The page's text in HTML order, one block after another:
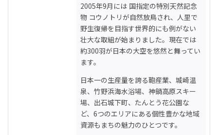
2005年9月には 国指定の特別天然記念
物 コウノトリが自然放鳥され、人里で
野生復帰を目指す世界的にも例がない
壮大な取組が始まりました。現在では
約300羽が日本の大空を悠然と舞ってい
ます。
日本一の生産量を誇る鞄産業、城崎温
泉、竹野浜海水浴場、神鍋高原スキー
場、出石城下町、たんとう花公園な
ど、6つのエリアにある個性豊かな地域
資源もまちの魅力のひとつです。